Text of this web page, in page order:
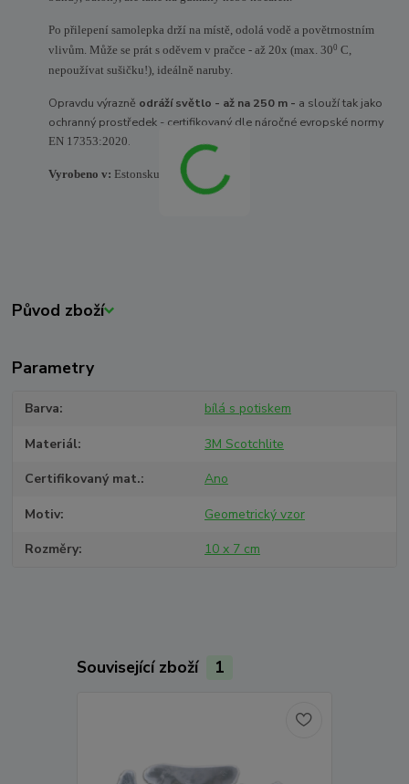
Po přilepení samolepka drží na místě, odolá vodě a povětrnostním
vlivům. Může se prát s oděvem v pračce - až 20x (max. 300 C,
nepoužívat sušičku!), ideálně naruby.
Opravdu výrazně odráží světlo - až na 250 m - a slouží tak jako
ochranný prostředek - certifikovaný dle náročné evropské normy
EN 17353:2020.
Vyrobeno v: Estonsku
Původ zboží
Parametry
Barva bílá s potiskem
Materiál 3M Scotchlite
Certifikovaný mat. Ano
Motiv Geometrický vzor
Rozměry 10 x 7 cm
Související zboží 1